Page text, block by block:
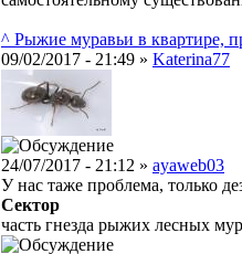
^ Рыжие муравьи в квартире,
09/02/2017 - 21:49 » Katerina77
24/07/2017 - 21:12 » ayaweb03
У нас таже проблема, только
Сектор
часть гнезда рыжих лесных